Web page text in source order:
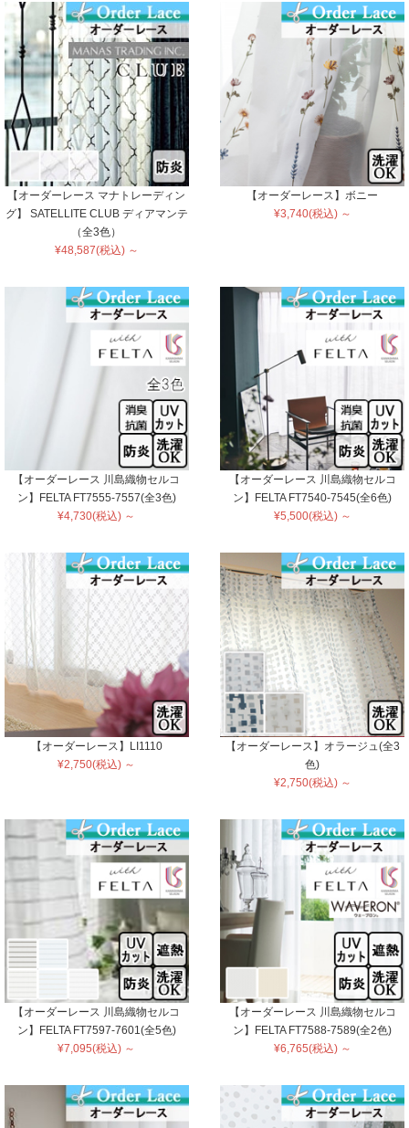
【オーダーレース マナトレーディン
グ】 SATELLITE CLUB ディアマンテ
（全3色）
¥48,587(税込) ～
【オーダーレース】ボニー
¥3,740(税込) ～
【オーダーレース 川島織物セルコ
ン】FELTA FT7555-7557(全3色)
¥4,730(税込) ～
【オーダーレース 川島織物セルコ
ン】FELTA FT7540-7545(全6色)
¥5,500(税込) ～
【オーダーレース】LI1110
¥2,750(税込) ～
【オーダーレース】オラージュ(全3
色)
¥2,750(税込) ～
【オーダーレース 川島織物セルコ
ン】FELTA FT7597-7601(全5色)
¥7,095(税込) ～
【オーダーレース 川島織物セルコ
ン】FELTA FT7588-7589(全2色)
¥6,765(税込) ～